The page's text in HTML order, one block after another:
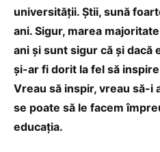
universității. Știi, sună
ani. Sigur, marea
ani și sunt sigur că și dacă
și-ar fi dorit la fel să
Vreau să inspir, vreau să-i
se poate să le facem
educația.